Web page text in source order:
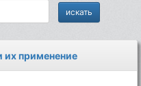
их применение